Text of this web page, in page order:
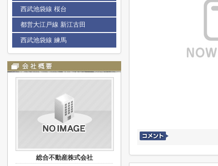
西武池袋線 桜台
都営大江戸線 新江古田
西武池袋線 練馬
総合不動産株式会社